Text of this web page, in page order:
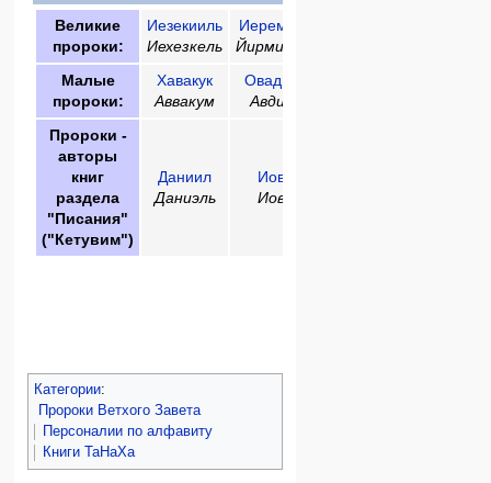
Великие
пророки:
Иезекииль
Иехезкель
Иеремия
Йирмияху
Малые
пророки:
Хавакук
Аввакум
Овадья
Авдий
Пророки -
авторы
книг
раздела
"Писания"
("Кетувим")
Даниил
Даниэль
Иов
Иов
Категории:
Пророки Ветхого Завета
Персоналии по алфавиту
Книги ТаНаХа